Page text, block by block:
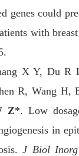
genes could
with
X Y, Du R
R, Wang H,
Z*. Low
in
J Biol Inorg